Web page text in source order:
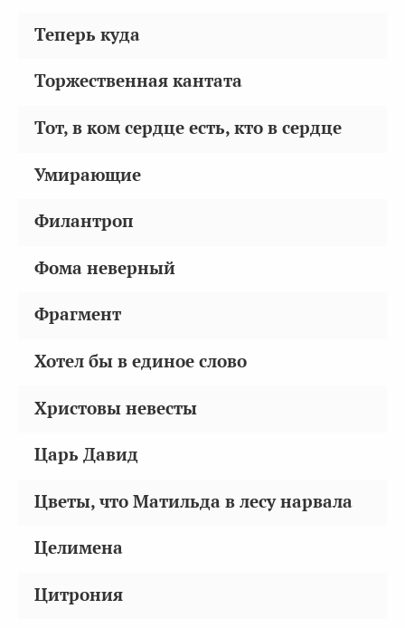
Теперь куда
Торжественная кантата
Тот, в ком сердце есть, кто в сердце
Умирающие
Филантроп
Фома неверный
Фрагмент
Хотел бы в единое слово
Христовы невесты
Царь Давид
Цветы, что Матильда в лесу нарвала
Целимена
Цитрония